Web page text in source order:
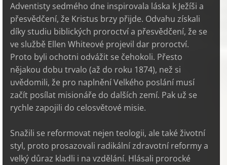
Adventisty sedmého dne inspirovala láska k Ježíši a
přesvědčení, že Kristus brzy přijde. Odvahu získali
díky studiu biblických proroctví a přesvědčení, že se
ve službě Ellen Whiteové projevil dar proroctví.
Proto byli ochotni odvážit se čehokoli. Přesto
nějakou dobu trvalo (až do roku 1874), než si
uvědomili, že pro naplnění Velkého poslání musí
začít posílat misionáře do dalších zemí. Pak už se
rychle zapojili do celosvětové misie.
Snažili se reformovat nejen teologii, ale také životní
styl, proto prosazovali radikální zdravotní reformy a
velký důraz kladli i na vzdělání. Hlásali prorocké